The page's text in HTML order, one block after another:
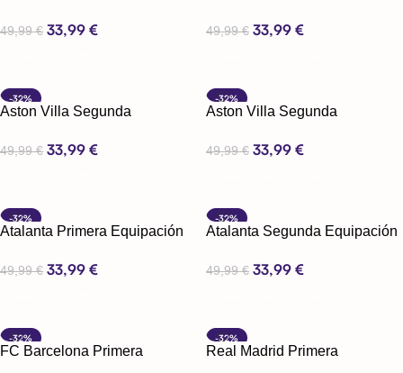
49,99€ 33,99 € 49,99€ 33,99 €
-32%
Aston Villa Segunda
49,99€ 33,99 €
-32%
Aston Villa Segunda
49,99€ 33,99 €
-32%
Atalanta Primera Equipación
49,99€ 33,99 €
-32%
Atalanta Segunda Equipación
49,99€ 33,99 €
-32%
FC Barcelona Primera
-32%
Real Madrid Primera